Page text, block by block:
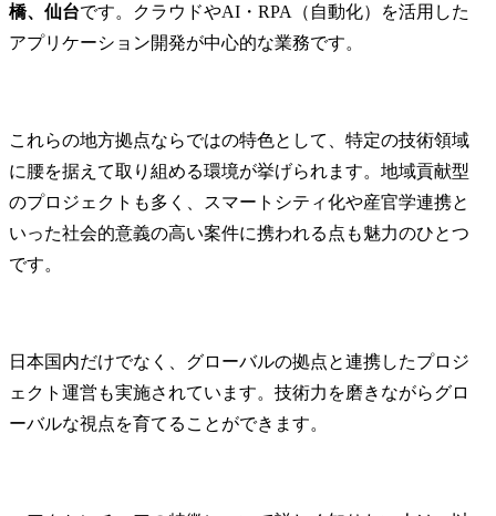
橋、仙台です。クラウドやAI・RPA（自動化）を活用した
アプリケーション開発が中心的な業務です。
これらの地方拠点ならではの特色として、特定の技術領域
に腰を据えて取り組める環境が挙げられます。地域貢献型
のプロジェクトも多く、スマートシティ化や産官学連携と
いった社会的意義の高い案件に携われる点も魅力のひとつ
です。
日本国内だけでなく、グローバルの拠点と連携したプロジ
ェクト運営も実施されています。技術力を磨きながらグロ
ーバルな視点を育てることができます。